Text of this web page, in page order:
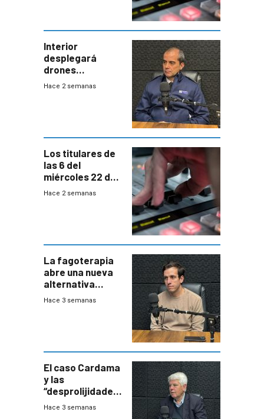
Interior
desplegará
drones
autónomos para
Hace 2 semanas
Los titulares de
las 6 del
miércoles 22 de
julio de 2026
Hace 2 semanas
La fagoterapia
abre una nueva
alternativa
contra bacterias
innovadora
Hace 3 semanas
El caso Cardama
y las
“desprolijidades”
que la
Hace 3 semanas